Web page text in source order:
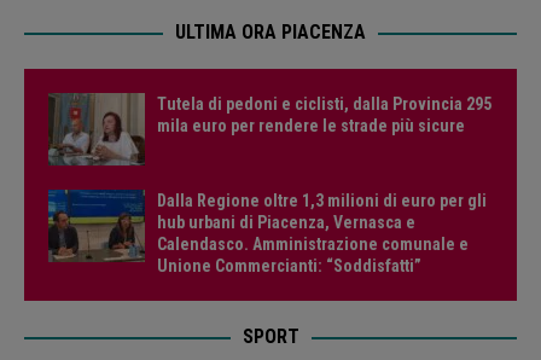
ULTIMA ORA PIACENZA
Tutela di pedoni e ciclisti, dalla Provincia 295
mila euro per rendere le strade più sicure
Dalla Regione oltre 1,3 milioni di euro per gli
hub urbani di Piacenza, Vernasca e
Calendasco. Amministrazione comunale e
Unione Commercianti: “Soddisfatti”
SPORT